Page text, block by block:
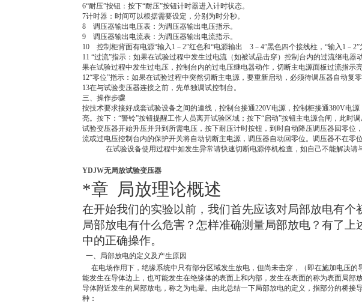
6“耐压”按钮：按下“耐压”按钮计时器进入计时状态。
7计时器：时间可以根据需要设定，分别为时分秒。
8 调压器输出电压表：为调压器输出电压指示。
9 调压器输出电流表：为调压器输出电流指示。
10 控制柜背面有电源“输入1－2”红色和“电源输出 3－4”黑色四个接线柱，“输入1－
11 “过流”指示：如果在试验过程中发生过电流（如被试品击穿）控制台内的过流继电
果在试验过程中发生过电压，控制台内的过电压继电器动作，切断主电源面板过流指示
12“零位”指示：如果在试验过程中突然切断主电源，要重新启动，必须待调压器自动复
13在与试验变压器连接之前，先单独调试控制台。
三、操作步骤
按技术要求接好成套试验设备之间的連线，控制台接通220V电源，控制柜接通380V电
亮。按下：“警铃”按钮提醒工作人员离开试验区域；按下“启动”按钮主电源合闸，此时
试验变压器开始升压并升到所需电压，按下耐压计时按钮，到时自动降压调压器回零位
流或过电压控制台内的保护开关将自动切断主电源，调压器自动回零位。调压器不在零
在试验设备使用过程中如发生异常请快速切断电源停机检查，如自己不能解决请
YDJW无局放试验变压器
*章 局放理论概述
在开始我们的实验以前，我们首先应该对局部放电有
局部放电有什么危害？怎样准确测量局部放电？有了
中的正确操作。
一、局部放电的定义及产生原因
在电场作用下，绝缘系统中只有部分区域发生放电，但尚未击穿，（即在施加电压
能发生在导体边上，也可能发生在绝缘体的表面上和内部，发生在表面的称为表面局部
导体附近发生的局部放电，称之为电晕。由此总结一下局部放电的定义，指部分的桥接
种：